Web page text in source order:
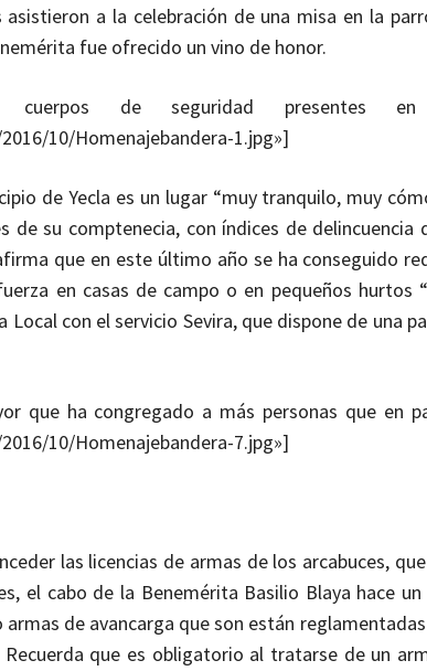
a la celebración de una misa en la
fue ofrecido un vino de honor.
cuerpos de seguridad presentes
10/Homenajebandera-1.jpg»]
de Yecla es un lugar “muy tranquilo, muy
su comptenecia, con índices de delincuencia
que en este último año se ha conseguido
en casas de campo o en pequeños hurtos
con el servicio Sevira, que dispone de una
que ha congregado a más personas que en
10/Homenajebandera-7.jpg»]
las licencias de armas de los arcabuces,
el cabo de la Benemérita Basilio Blaya hace
de avancarga que son están
que es obligatorio al tratarse de un